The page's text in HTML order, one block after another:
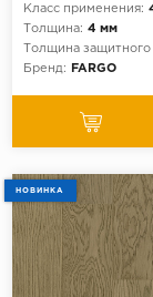
Класс применения:
Толщина: 4 мм
Толщина защитного
Бренд:
FARGO
НОВИНКА